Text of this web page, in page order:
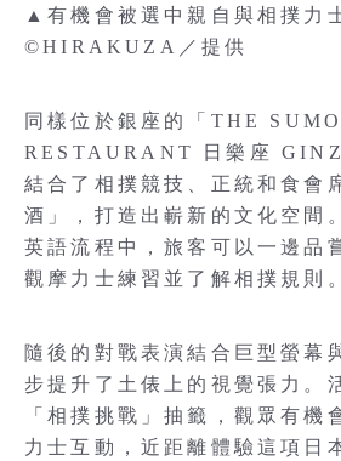
▲有機會被選中親自與相撲力
©HIRAKUZA／提供
同樣位於銀座的「THE
RESTAURANT 日樂座
結合了相撲競技、正統和食會
酒」，打造出嶄新的文化空間
英語流程中，旅客可以一邊品
觀摩力士練習並了解相撲規則。
隨後的對戰表演結合巨型螢幕
步提升了土俵上的視覺張力。
「相撲挑戰」抽籤，觀眾有機
力士互動，近距離體驗這項日